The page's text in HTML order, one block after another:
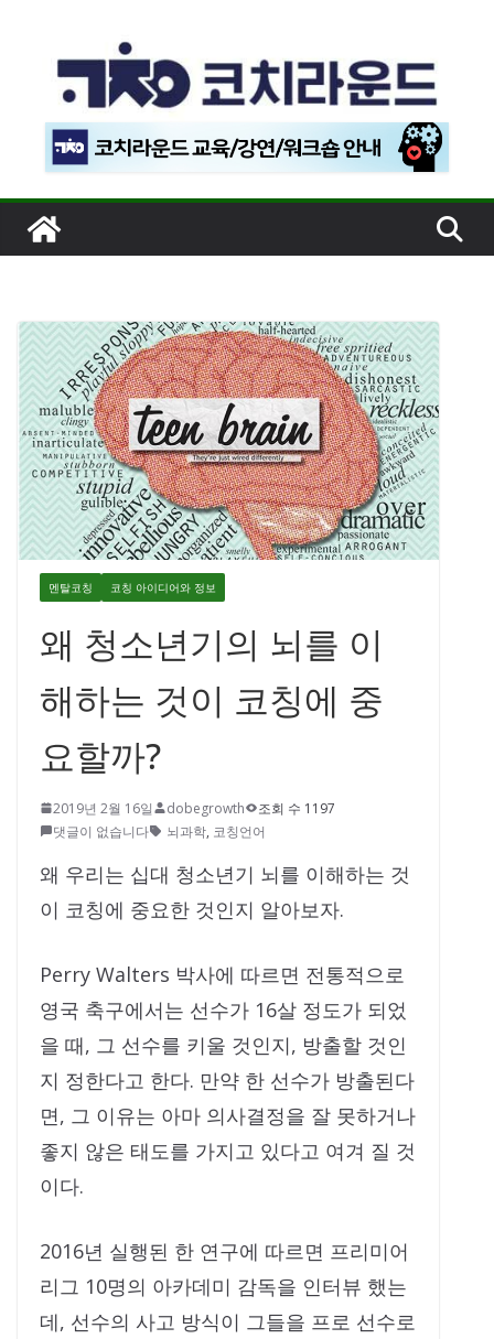
너
기
멘탈코칭 코칭 아이디어와 정보
왜 청소년기의 뇌를 이
해하는 것이 코칭에 중
요할까?
2019년 2월 16일 dobegrowth
조회 수 1197
댓글이 없습니다
뇌과학, 코칭언어
왜 우리는 십대 청소년기 뇌를 이해하는 것
이 코칭에 중요한 것인지 알아보자.
Perry Walters 박사에 따르면 전통적으로
영국 축구에서는 선수가 16살 정도가 되었
을 때, 그 선수를 키울 것인지, 방출할 것인
지 정한다고 한다. 만약 한 선수가 방출된다
면, 그 이유는 아마 의사결정을 잘 못하거나
좋지 않은 태도를 가지고 있다고 여겨 질 것
이다.
2016년 실행된 한 연구에 따르면 프리미어
리그 10명의 아카데미 감독을 인터뷰 했는
데, 선수의 사고 방식이 그들을 프로 선수로